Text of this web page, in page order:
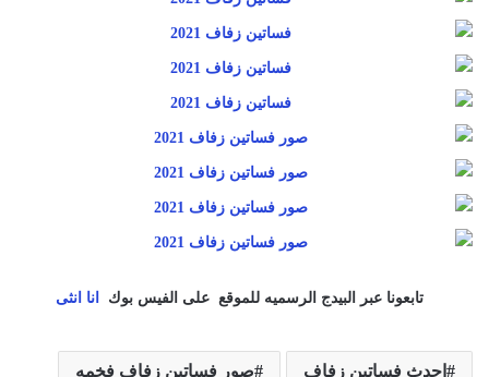
تابعونا عبر البيدج الرسميه للموقع على الفيس بوك انا انثى
احدث فساتين زفاف صور فساتين زفاف فخمه